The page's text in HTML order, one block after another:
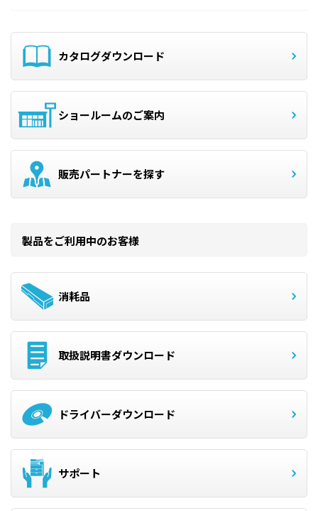
カタログダウンロード
ショールームのご案内
販売パートナーを探す
製品をご利用中のお客様
消耗品
取扱説明書ダウンロード
ドライバーダウンロード
サポート